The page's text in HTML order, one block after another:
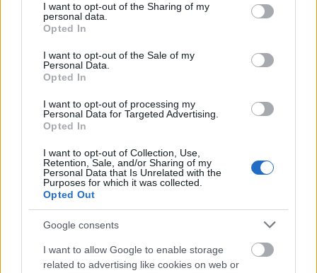
not limited to your visit or usage behaviour. You may click to
grant or deny consent to Google and its third-party tags to
use your data for below specified purposes in below Google
consent section.
I want to opt-out of the Sharing of my
personal data.
Opted In
I want to opt-out of the Sale of my
Personal Data.
Opted In
I want to opt-out of processing my
Personal Data for Targeted Advertising.
Opted In
I want to opt-out of Collection, Use,
Retention, Sale, and/or Sharing of my
Personal Data that Is Unrelated with the
Purposes for which it was collected.
Opted Out
Google consents
I want to allow Google to enable storage
related to advertising like cookies on web or
ELEMZÉSEK 2026. júl. 21.